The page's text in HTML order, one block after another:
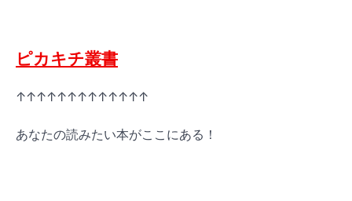
ピカキチ叢書
↑↑↑↑↑↑↑↑↑↑↑↑↑
あなたの読みたい本がここにある！